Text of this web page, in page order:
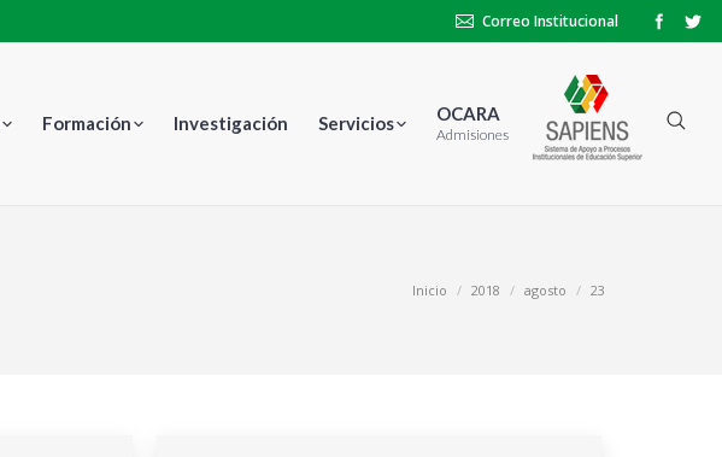
Correo Institucional
Formación Investigación Servicios OCARA
Admisiones
Inicio 2018 agosto 23